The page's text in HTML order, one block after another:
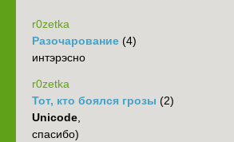
r0zetka
Разочарование (4)
интэрэсно
r0zetka
Тот, кто боялся грозы (2)
Unicode,
спасибо)